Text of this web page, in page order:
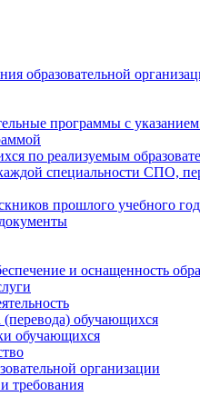
образовательной
программы с
по реализуемым
специальности СПО,
прошлого учебного
и оснащенность
обучающихся
обучающихся
организации
требования